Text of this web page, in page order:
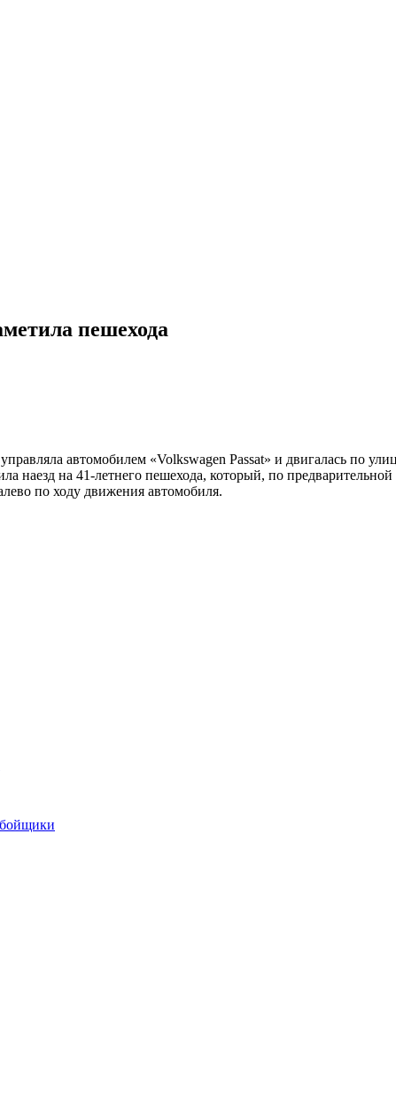
пешехода
автомобилем «Volkswagen Passat» и двигалась по
наезд на 41-летнего пешехода, который, по
по ходу движения автомобиля.